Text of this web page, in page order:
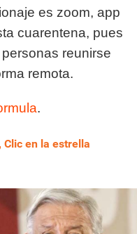
es zoom, app
cuarentena, pues
reunirse
remota.
.
Clic en la estrella